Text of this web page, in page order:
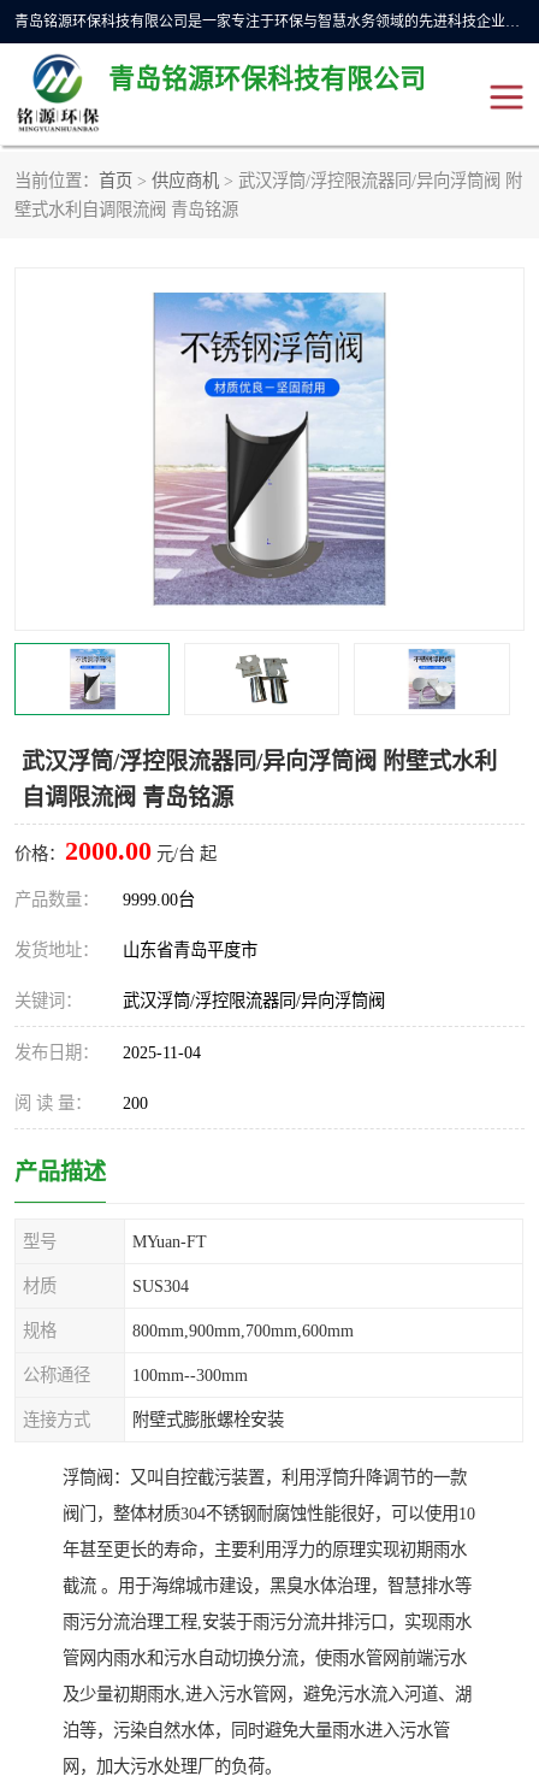
青岛铭源环保科技有限公司是一家专注于环保与智慧水务领域的先进科技企业，公司专注于云智能一体化预制泵站、水务循环利用、海绵城市、云智慧水务开发及新型环保技术研发等领域。铭源环保以为客户提供优质产品、专业技术服务为己任。为客户提供量身定制方案，提供多种配置方案满足实际使用要求。严控供货周期，并提供高标准后期维护。以环保为己任，视质量如生命，以技术做先导，靠诚信赢客户。
青岛铭源环保科技有限公司
当前位置： 首页 > 供应商机 > 武汉浮筒/浮控限流器同/异向浮筒阀 附
壁式水利自调限流阀 青岛铭源
武汉浮筒/浮控限流器同/异向浮筒阀 附壁式水利
自调限流阀 青岛铭源
价格： 2000.00 元/台 起
产品数量： 9999.00台
发货地址： 山东省青岛平度市
关键词： 武汉浮筒/浮控限流器同/异向浮筒阀
发布日期： 2025-11-04
阅 读 量： 200
产品描述
型号 MYuan-FT
材质 SUS304
规格 800mm,900mm,700mm,600mm
公称通径 100mm--300mm
连接方式 附壁式膨胀螺栓安装
浮筒阀：又叫自控截污装置，利用浮筒升降调节的一款
阀门，整体材质304不锈钢耐腐蚀性能很好，可以使用10
年甚至更长的寿命，主要利用浮力的原理实现初期雨水
截流 。用于海绵城市建设，黑臭水体治理，智慧排水等
雨污分流治理工程,安装于雨污分流井排污口，实现雨水
管网内雨水和污水自动切换分流，使雨水管网前端污水
及少量初期雨水,进入污水管网，避免污水流入河道、湖
泊等，污染自然水体，同时避免大量雨水进入污水管
网，加大污水处理厂的负荷。
一体化HMPP泵站
液动限流闸门
一体化预制泵站
真空冲洗装置
雨水收集回用装置 门式冲洗装置
智能一体化灌溉泵房 一体化污水处理泵房
一体化泵闸
真空冲洗设备
水平自清洗格栅